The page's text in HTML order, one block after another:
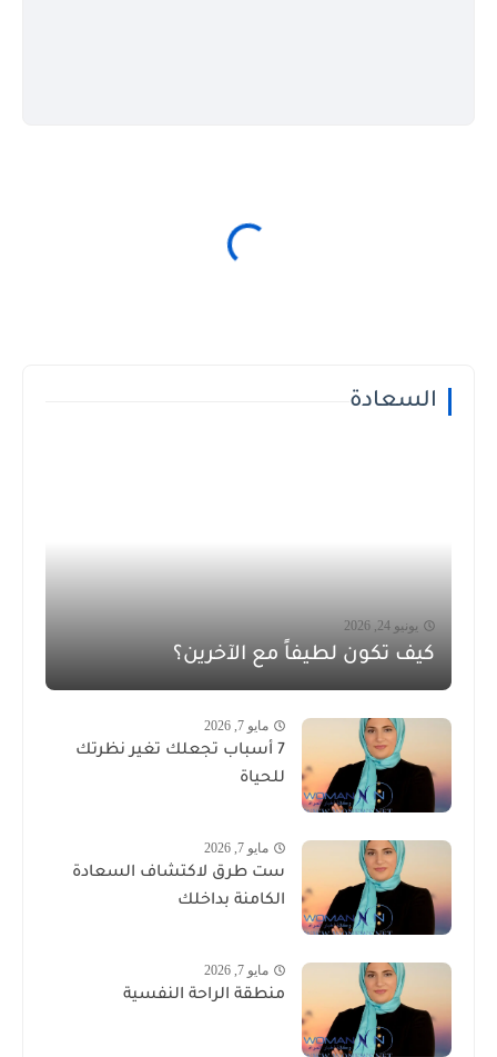
السعادة
يونيو 24, 2026
كيف تكون لطيفاً مع الآخرين؟
مايو 7, 2026
7 أسباب تجعلك تغير نظرتك
للحياة
مايو 7, 2026
ست طرق لاكتشاف السعادة
الكامنة بداخلك
مايو 7, 2026
منطقة الراحة النفسية